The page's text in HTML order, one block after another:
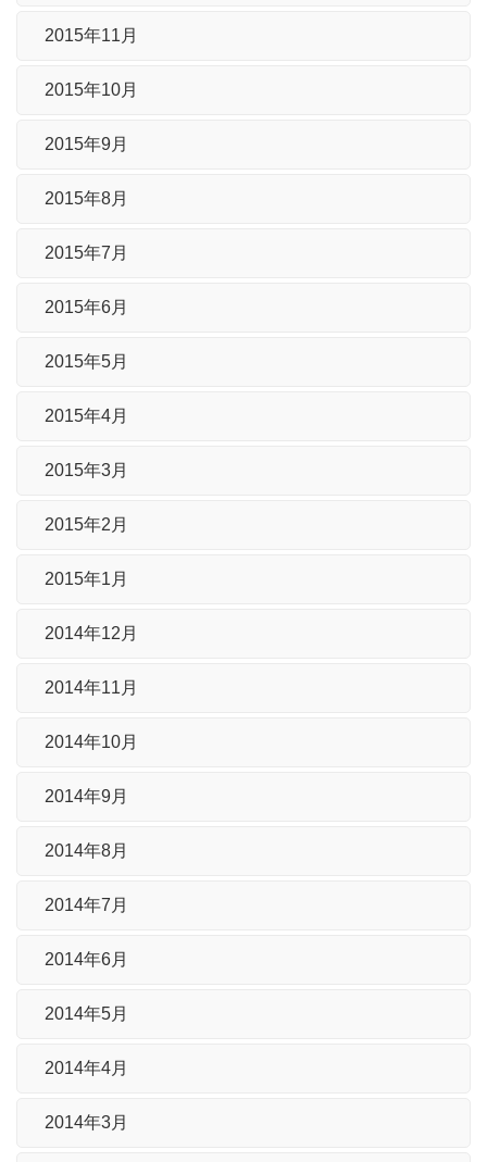
2015年11月
2015年10月
2015年9月
2015年8月
2015年7月
2015年6月
2015年5月
2015年4月
2015年3月
2015年2月
2015年1月
2014年12月
2014年11月
2014年10月
2014年9月
2014年8月
2014年7月
2014年6月
2014年5月
2014年4月
2014年3月